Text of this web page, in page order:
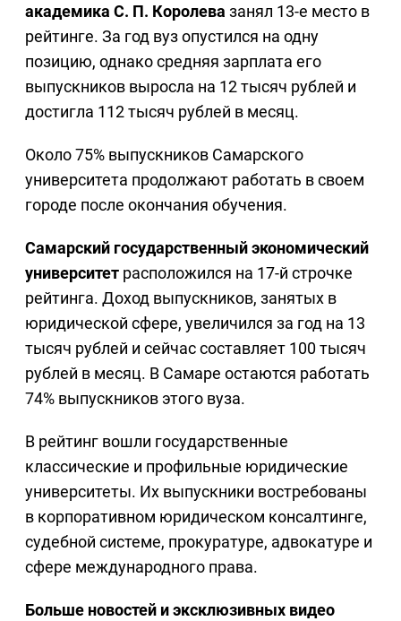
академика С. П. Королева занял 13-е место в
рейтинге. За год вуз опустился на одну
позицию, однако средняя зарплата его
выпускников выросла на 12 тысяч рублей и
достигла 112 тысяч рублей в месяц.
Около 75% выпускников Самарского
университета продолжают работать в своем
городе после окончания обучения.
Самарский государственный экономический
университет расположился на 17-й строчке
рейтинга. Доход выпускников, занятых в
юридической сфере, увеличился за год на 13
тысяч рублей и сейчас составляет 100 тысяч
рублей в месяц. В Самаре остаются работать
74% выпускников этого вуза.
В рейтинг вошли государственные
классические и профильные юридические
университеты. Их выпускники востребованы
в корпоративном юридическом консалтинге,
судебной системе, прокуратуре, адвокатуре и
сфере международного права.
Больше новостей и эксклюзивных видео